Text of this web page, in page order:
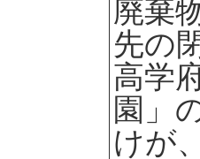
廃棄
先の
高学
園」
けが